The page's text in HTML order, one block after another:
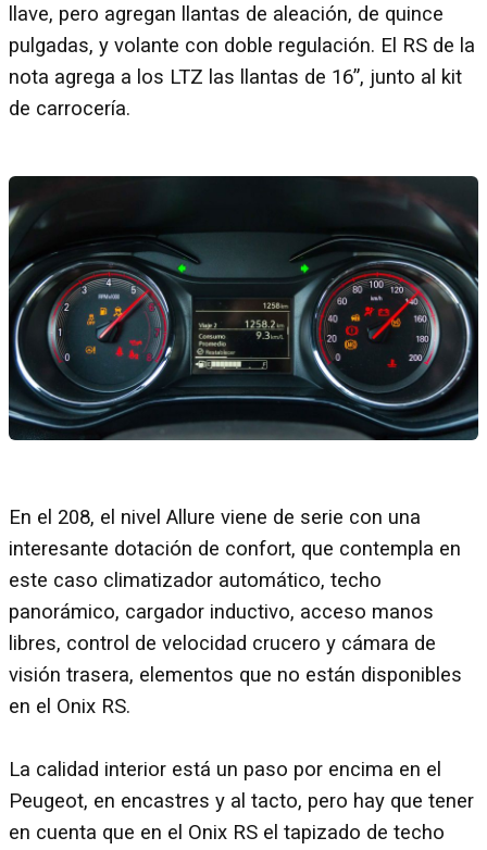
llave, pero agregan llantas de aleación, de quince
pulgadas, y volante con doble regulación. El RS de la
nota agrega a los LTZ las llantas de 16”, junto al kit
de carrocería.
En el 208, el nivel Allure viene de serie con una
interesante dotación de confort, que contempla en
este caso climatizador automático, techo
panorámico, cargador inductivo, acceso manos
libres, control de velocidad crucero y cámara de
visión trasera, elementos que no están disponibles
en el Onix RS.
La calidad interior está un paso por encima en el
Peugeot, en encastres y al tacto, pero hay que tener
en cuenta que en el Onix RS el tapizado de techo